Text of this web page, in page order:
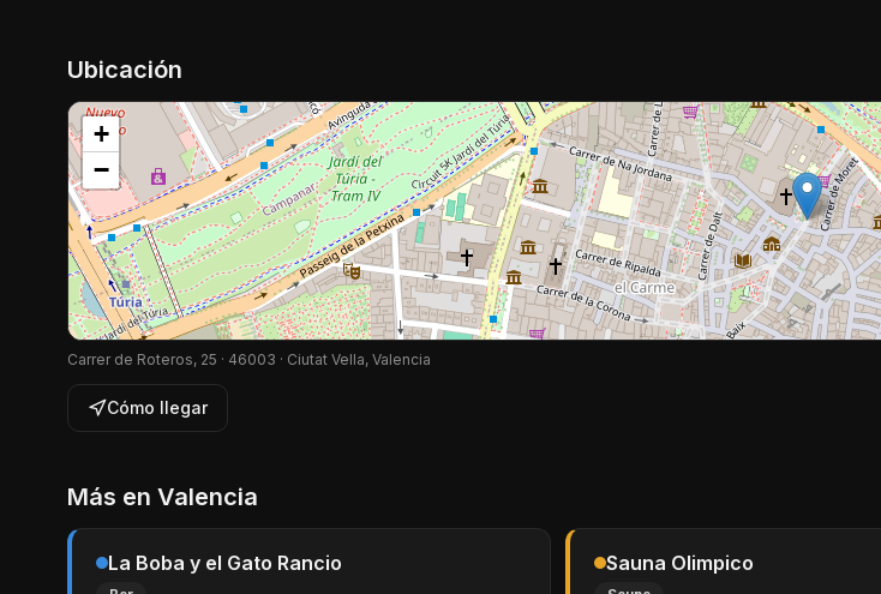
Ubicación
+
−
Carrer de Roteros, 25 · 46003 · Ciutat Vella, Valencia
Cómo llegar
Más en Valencia
La Boba y el Gato Rancio Sauna Olimpico